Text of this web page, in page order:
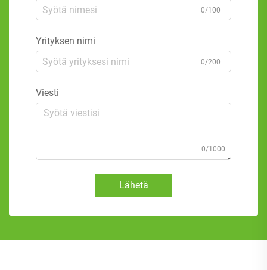
0/100
Yrityksen nimi
0/200
Viesti
0/1000
Lähetä